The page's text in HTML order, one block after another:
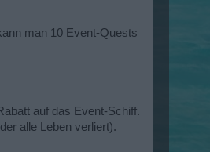
man 10 Event-Quests
auf das Event-Schiff.
alle Leben verliert).